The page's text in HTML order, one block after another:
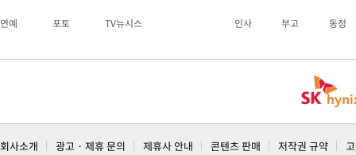
연예 포토 TV뉴시스 인사 부고 동정
회사소개 광고 · 제휴 문의 제휴사 안내 콘텐츠 판매 저작권 규약